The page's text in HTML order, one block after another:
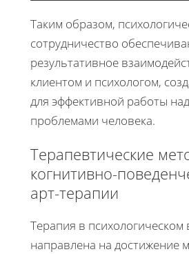
Таким образом,
сотрудничество
результативное
клиентом и психологом,
для эффективной работы
проблемами человека.
Терапевтические
когнитивно-
арт-терапии
Терапия в психологическом
направлена на достижение